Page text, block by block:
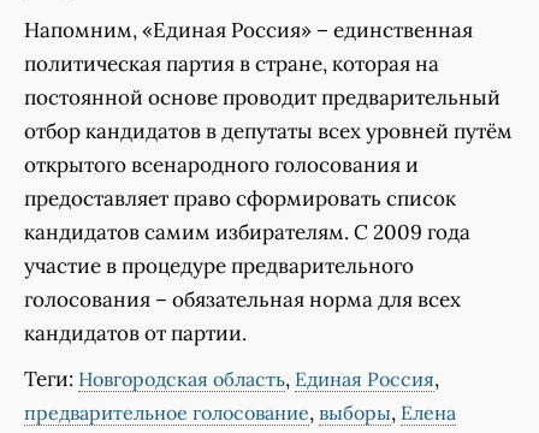
Напомним, «Единая Россия» – единственная
политическая партия в стране, которая на
постоянной основе проводит предварительный
отбор кандидатов в депутаты всех уровней путём
открытого всенародного голосования и
предоставляет право сформировать список
кандидатов самим избирателям. С 2009 года
участие в процедуре предварительного
голосования – обязательная норма для всех
кандидатов от партии.
Теги: Новгородская область, Единая Россия,
предварительное голосование, выборы, Елена